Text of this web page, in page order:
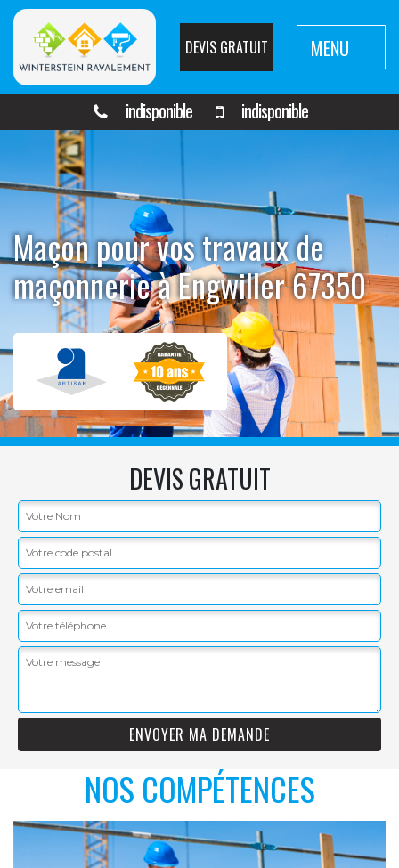
DEVIS GRATUIT MENU
indisponible indisponible
Maçon pour vos travaux de
maçonnerie à Engwiller 67350
DEVIS GRATUIT
NOS COMPÉTENCES